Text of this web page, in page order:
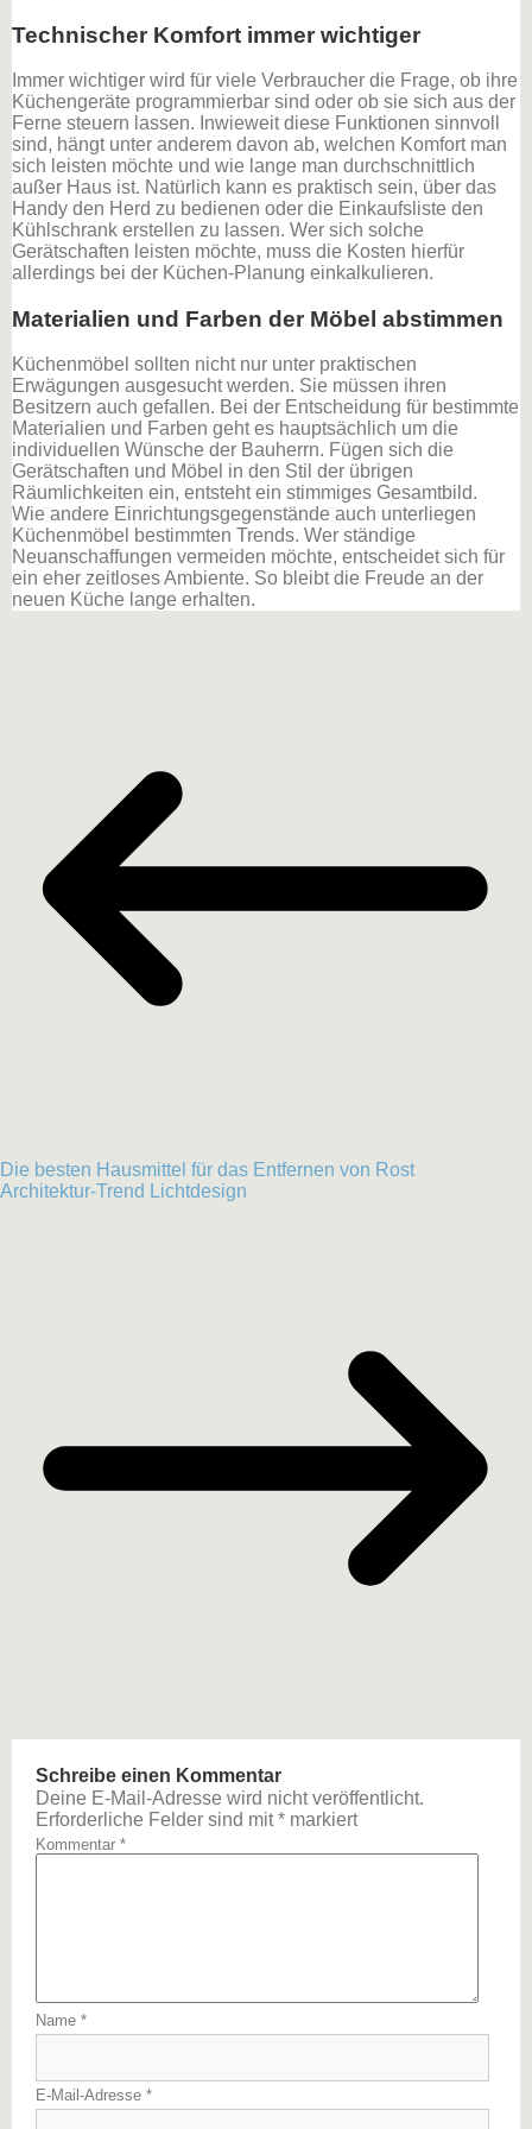
Technischer Komfort immer wichtiger
Immer wichtiger wird für viele Verbraucher die Frage, ob ihre
Küchengeräte programmierbar sind oder ob sie sich aus der
Ferne steuern lassen. Inwieweit diese Funktionen sinnvoll
sind, hängt unter anderem davon ab, welchen Komfort man
sich leisten möchte und wie lange man durchschnittlich
außer Haus ist. Natürlich kann es praktisch sein, über das
Handy den Herd zu bedienen oder die Einkaufsliste den
Kühlschrank erstellen zu lassen. Wer sich solche
Gerätschaften leisten möchte, muss die Kosten hierfür
allerdings bei der Küchen-Planung einkalkulieren.
Materialien und Farben der Möbel abstimmen
Küchenmöbel sollten nicht nur unter praktischen
Erwägungen ausgesucht werden. Sie müssen ihren
Besitzern auch gefallen. Bei der Entscheidung für bestimmte
Materialien und Farben geht es hauptsächlich um die
individuellen Wünsche der Bauherrn. Fügen sich die
Gerätschaften und Möbel in den Stil der übrigen
Räumlichkeiten ein, entsteht ein stimmiges Gesamtbild.
Wie andere Einrichtungsgegenstände auch unterliegen
Küchenmöbel bestimmten Trends. Wer ständige
Neuanschaffungen vermeiden möchte, entscheidet sich für
ein eher zeitloses Ambiente. So bleibt die Freude an der
neuen Küche lange erhalten.
Die besten Hausmittel für das Entfernen von Rost
Architektur-Trend Lichtdesign
Schreibe einen Kommentar
Deine E-Mail-Adresse wird nicht veröffentlicht.
Erforderliche Felder sind mit* markiert
Kommentar *
Name *
E-Mail-Adresse *